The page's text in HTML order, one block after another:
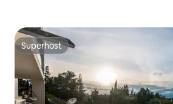
Superhost
Superhost